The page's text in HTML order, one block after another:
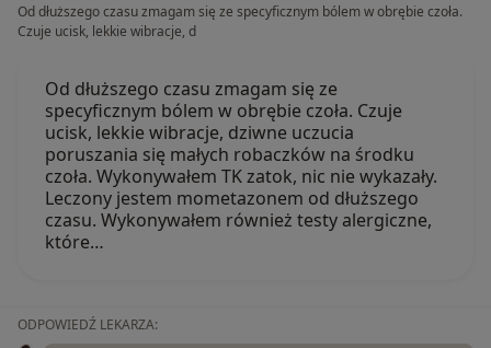
Od dłuższego czasu zmagam się ze specyficznym bólem w obrębie czoła.
Czuje ucisk, lekkie wibracje, d
Od dłuższego czasu zmagam się ze
specyficznym bólem w obrębie czoła. Czuje
ucisk, lekkie wibracje, dziwne uczucia
poruszania się małych robaczków na środku
czoła. Wykonywałem TK zatok, nic nie wykazały.
Leczony jestem mometazonem od dłuższego
czasu. Wykonywałem również testy alergiczne,
które…
ODPOWIEDŹ LEKARZA: